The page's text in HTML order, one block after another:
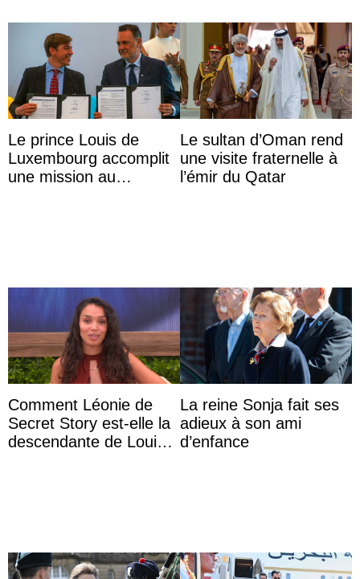
Le prince Louis de
Luxembourg accomplit
une mission au
Le sultan d’Oman rend
une visite fraternelle à
l’émir du Qatar
Comment Léonie de
Secret Story est-elle la
descendante de Louis
La reine Sonja fait ses
adieux à son ami
d’enfance